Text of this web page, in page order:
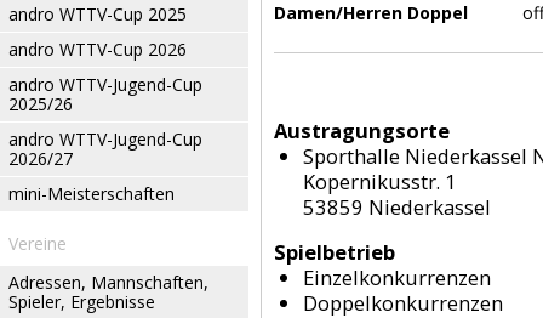
andro WTTV-Cup 2025
andro WTTV-Cup 2026
andro WTTV-Jugend-Cup
2025/26
andro WTTV-Jugend-Cup
2026/27
mini-Meisterschaften
Vereine
Adressen, Mannschaften,
Spieler, Ergebnisse
Damen/Herren Doppel
Austragungsorte
Sporthalle Niederkassel
Kopernikusstr. 1
53859 Niederkassel
Spielbetrieb
Einzelkonkurrenzen
Doppelkonkurrenzen